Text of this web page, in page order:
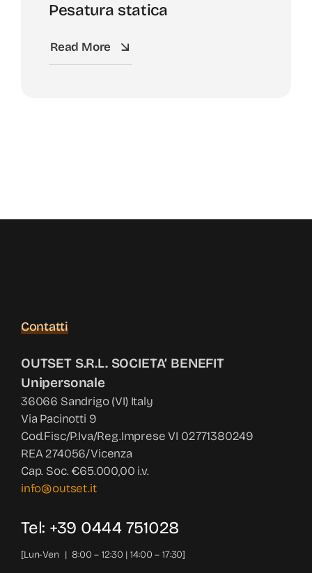
Pesatura statica
Read More
Contatti
OUTSET S.R.L. SOCIETA’ BENEFIT
Unipersonale
36066 Sandrigo (VI) Italy
Via Pacinotti 9
Cod.Fisc/P.Iva/Reg.Imprese VI 02771380249
REA 274056/Vicenza
Cap. Soc. €65.000,00 i.v.
info@outset.it
Tel: +39 0444 751028
[Lun-Ven | 8:00 – 12:30 | 14:00 – 17:30]